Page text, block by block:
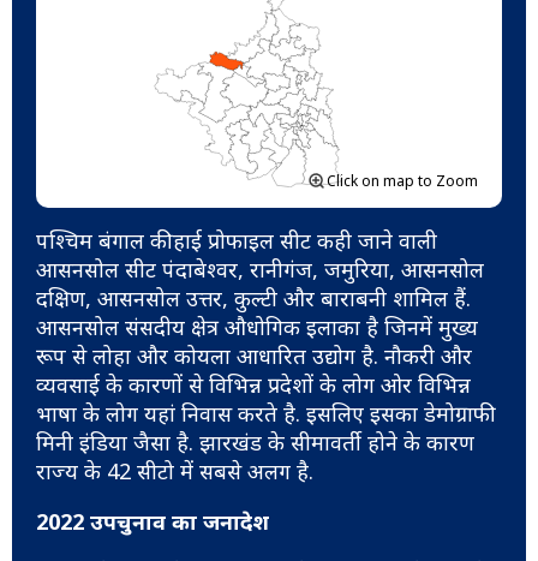
Click on map to Zoom
पश्चिम बंगाल की हाई प्रोफाइल सीट कही जाने वाली
आसनसोल सीट पंदाबेश्वर, रानीगंज, जमुरिया, आसनसोल
दक्षिण, आसनसोल उत्तर, कुल्टी और बाराबनी शामिल हैं.
आसनसोल संसदीय क्षेत्र औधोगिक इलाका है जिनमें मुख्य
रूप से लोहा और कोयला आधारित उद्योग है. नौकरी और
व्यवसाई के कारणों से विभिन्न प्रदेशों के लोग ओर विभिन्न
भाषा के लोग यहां निवास करते है. इसलिए इसका डेमोग्राफी
मिनी इंडिया जैसा है. झारखंड के सीमावर्ती होने के कारण
राज्य के 42 सीटो में सबसे अलग है.
2022 उपचुनाव का जनादेश